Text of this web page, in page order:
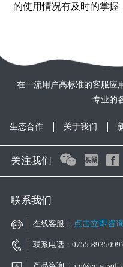
的使用情况有及时的掌握
在一流用户高标准的客服应
专业的
生态合作 关于我们
关注我们
联系我们
在线客服： 点击立即咨询
联系电话：0755-